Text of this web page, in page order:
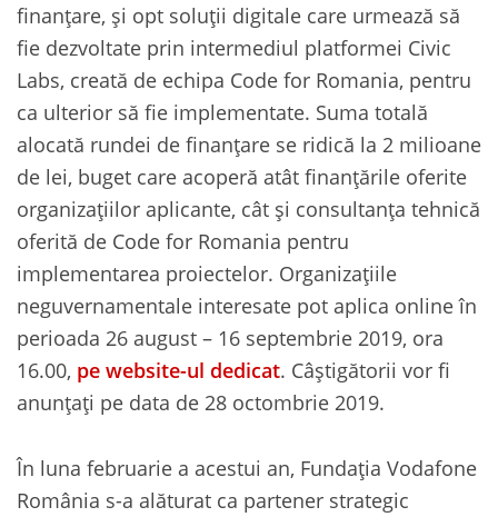
finanțare, și opt soluții digitale care urmează să
fie dezvoltate prin intermediul platformei Civic
Labs, creată de echipa Code for Romania, pentru
ca ulterior să fie implementate. Suma totală
alocată rundei de finanțare se ridică la 2 milioane
de lei, buget care acoperă atât finanțările oferite
organizațiilor aplicante, cât și consultanța tehnică
oferită de Code for Romania pentru
implementarea proiectelor. Organizațiile
neguvernamentale interesate pot aplica online în
perioada 26 august – 16 septembrie 2019, ora
16.00, pe website-ul dedicat. Câștigătorii vor fi
anunțați pe data de 28 octombrie 2019.
În luna februarie a acestui an, Fundația Vodafone
România s-a alăturat ca partener strategic